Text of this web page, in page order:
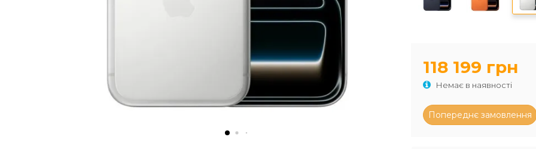
118 199 грн
Немає в наявності